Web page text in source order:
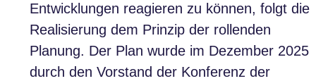
Entwicklungen reagieren zu können, folgt die
Realisierung dem Prinzip der rollenden
Planung. Der Plan wurde im Dezember 2025
durch den Vorstand der Konferenz der